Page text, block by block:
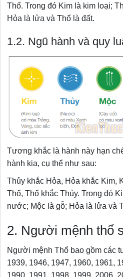
Thổ. Trong đó Kim là kim loại;
Hỏa là lửa và Thổ là đất.
1.2. Ngũ hành và quy
Tương khắc là hành này hạn
hành kia, cụ thể như sau:
Thủy khắc Hỏa, Hỏa khắc Kim,
Thổ, Thổ khắc Thủy. Trong đó
nước; Mộc là gỗ; Hỏa là lửa và
2. Người mệnh thổ
Người mệnh Thổ bao gồm các
1939, 1946, 1947, 1960, 1961,
1990, 1991, 1998, 1999, 2006,